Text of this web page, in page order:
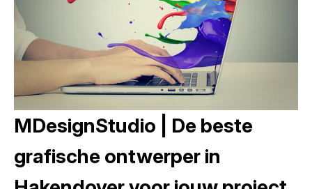
MDesignStudio | De beste
grafische ontwerper in